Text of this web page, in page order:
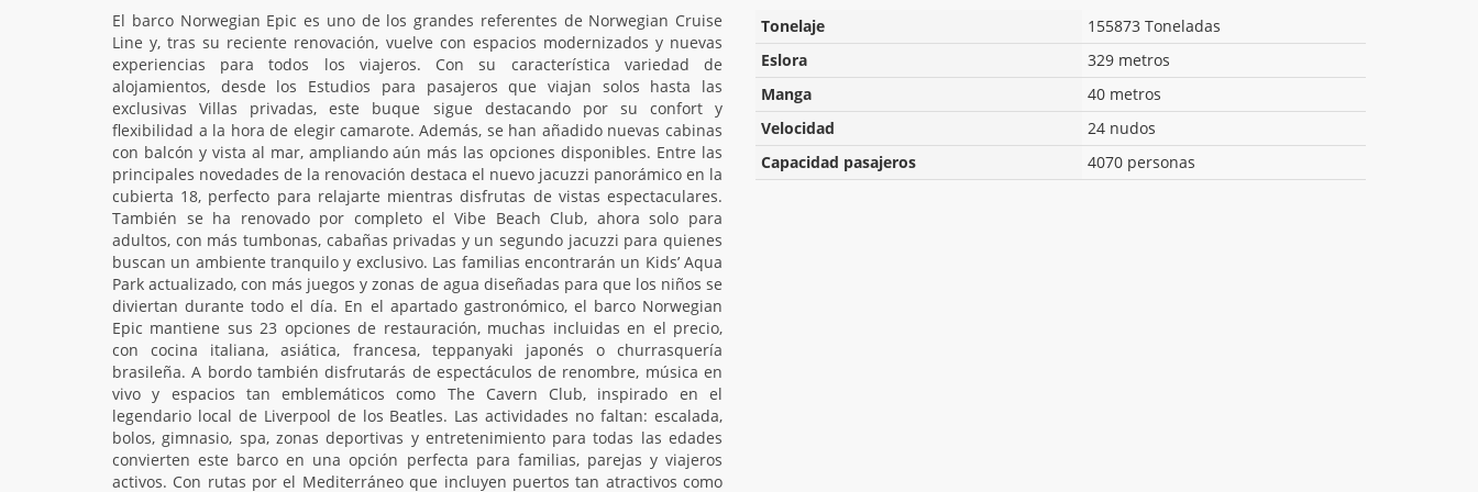
El barco Norwegian Epic es uno de los grandes referentes de Norwegian Cruise
Line y, tras su reciente renovación, vuelve con espacios modernizados y nuevas
experiencias para todos los viajeros. Con su característica variedad de
alojamientos, desde los Estudios para pasajeros que viajan solos hasta las
exclusivas Villas privadas, este buque sigue destacando por su confort y
flexibilidad a la hora de elegir camarote. Además, se han añadido nuevas cabinas
con balcón y vista al mar, ampliando aún más las opciones disponibles. Entre las
principales novedades de la renovación destaca el nuevo jacuzzi panorámico en la
cubierta 18, perfecto para relajarte mientras disfrutas de vistas espectaculares.
También se ha renovado por completo el Vibe Beach Club, ahora solo para
adultos, con más tumbonas, cabañas privadas y un segundo jacuzzi para quienes
buscan un ambiente tranquilo y exclusivo. Las familias encontrarán un Kids’ Aqua
Park actualizado, con más juegos y zonas de agua diseñadas para que los niños se
diviertan durante todo el día. En el apartado gastronómico, el barco Norwegian
Epic mantiene sus 23 opciones de restauración, muchas incluidas en el precio,
con cocina italiana, asiática, francesa, teppanyaki japonés o churrasquería
brasileña. A bordo también disfrutarás de espectáculos de renombre, música en
vivo y espacios tan emblemáticos como The Cavern Club, inspirado en el
legendario local de Liverpool de los Beatles. Las actividades no faltan: escalada,
bolos, gimnasio, spa, zonas deportivas y entretenimiento para todas las edades
convierten este barco en una opción perfecta para familias, parejas y viajeros
activos. Con rutas por el Mediterráneo que incluyen puertos tan atractivos como
Tonelaje
155873 Toneladas
Eslora
329 metros
Manga
40 metros
Velocidad
24 nudos
Capacidad pasajeros
4070 personas